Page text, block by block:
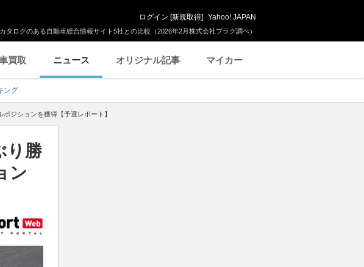
タログのある自動車総合情報サイト5社との比較（2026年2月株式会社プラグ調べ）
ログイン [新規取得] Yahoo! JAPAN
買取 ニュース オリジナル記事 マイカー
ング
ジションを獲得【予選レポート】
り勝
ン